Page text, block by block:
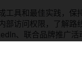
工具和最佳实践，保
部访问权限，了解路
、联合品牌推广活